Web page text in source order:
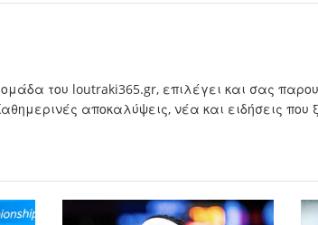
ομάδα του loutraki365.gr, επιλέγει και σας
αποκαλύψεις, νέα και ειδήσεις που